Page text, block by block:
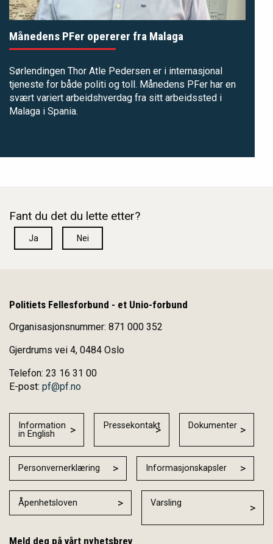
Månedens PFer opererer fra Malaga
Sørlendingen Thor Atle Pedersen er i internasjonal
tjeneste for både politi og toll. Månedens PFer har en
svært variert arbeidshverdag fra sitt arbeidssted i
Malaga i Spania.
Fant du det du lette etter?
Ja Nei
Politiets Fellesforbund - et Unio-forbund
Organisasjonsnummer: 871 000 352
Gjerdrums vei 4, 0484 Oslo
Telefon: 23 16 31 00
E-post: pf@pf.no
Information
in English
Pressekontakt Dokumenter
Personvernerklæring Informasjonskapsler
Åpenhetsloven Varsling
Meld deg på vårt nyhetsbrev